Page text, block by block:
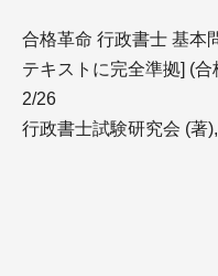
合格革命 行政書士 基本
テキストに完全準拠] (
2/26
行政書士試験研究会 (著